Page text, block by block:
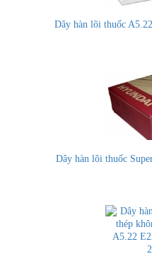
Dây hàn lõi thuốc
Dây hàn lõi thuốc